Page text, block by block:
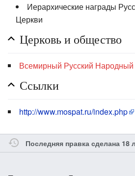
Иерархические награды
Церкви
Церковь и общество
Всемирный Русский
Ссылки
http://www.mospat.ru/index.php
Последняя правка сделана 18